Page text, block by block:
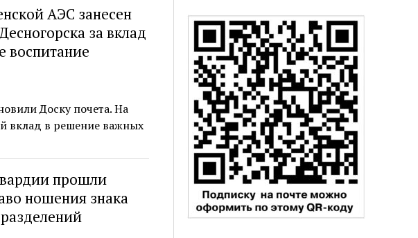
АЭС занесен
за вклад
воспитание
Доску почета. На
вклад в решение важных
прошли
ношения знака